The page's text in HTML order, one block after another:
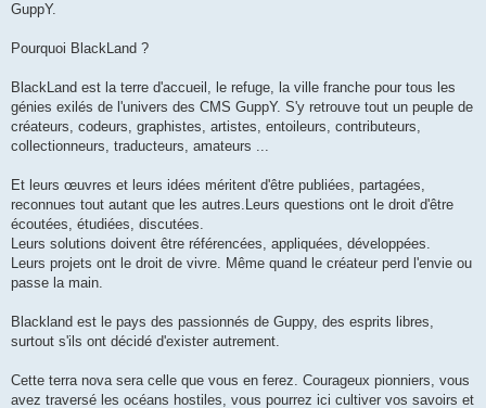
GuppY.
Pourquoi BlackLand ?
BlackLand est la terre d'accueil, le refuge, la ville franche pour tous les
génies exilés de l'univers des CMS GuppY. S'y retrouve tout un peuple de
créateurs, codeurs, graphistes, artistes, entoileurs, contributeurs,
collectionneurs, traducteurs, amateurs ...
Et leurs œuvres et leurs idées méritent d'être publiées, partagées,
reconnues tout autant que les autres.Leurs questions ont le droit d'être
écoutées, étudiées, discutées.
Leurs solutions doivent être référencées, appliquées, développées.
Leurs projets ont le droit de vivre. Même quand le créateur perd l'envie ou
passe la main.
Blackland est le pays des passionnés de Guppy, des esprits libres,
surtout s'ils ont décidé d'exister autrement.
Cette terra nova sera celle que vous en ferez. Courageux pionniers, vous
avez traversé les océans hostiles, vous pourrez ici cultiver vos savoirs et